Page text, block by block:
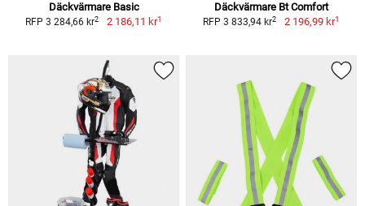
Däckvärmare Basic
RFP 3 284,66 kr2 2 186,11 kr1
Däckvärmare Bt Comfort
RFP 3 833,94 kr2 2 196,99 kr1